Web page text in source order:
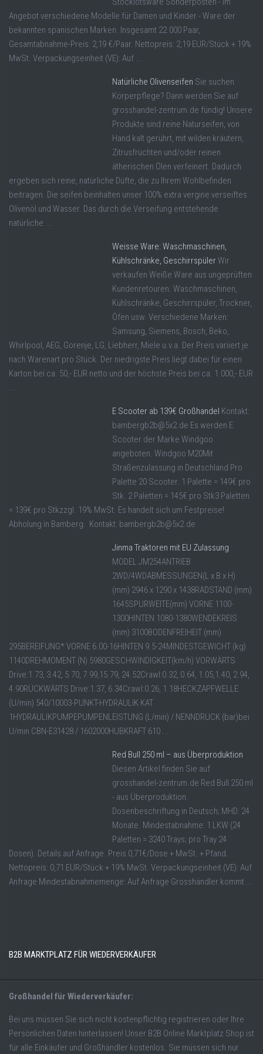
Angebot verschiedene Modelle für Damen und Kinder - Ware der
bekannten spanischen Marken. Insgesamt 22.000 Paar,
Gesamtabnahme-Preis: 2,19 €/Paar. Nettopreis: 2,19 EUR/Stück + 19%
MwSt. Verpackungseinheit (VE): Auf ...
Natürliche Olivenseifen Sie suchen
Körperpflege? Dann werden Sie auf
grosshandel-zentrum.de fündig! Unsere
Produkte sind reine Naturseifen, von
Hand kalt gerührt, mit wilden kräutern,
Zitrusfrüchten und/oder reinen
ätherischen Ölen verfeinert. Dadurch
ergeben sich reine, natürliche Düfte, die zu Ihrem Wohlbefinden
beitragen. Die seifen beinhalten unser 100% extra vergine verseiftes
Olivenöl und Wasser. Das durch die Verseifung entstehende
natürliche ...
Weisse Ware: Waschmaschinen,
Kühlschränke, GeschirrspülerWir
verkaufen Weiße Ware aus ungeprüften
Kundenretouren. Waschmaschinen,
Kühlschränke, Geschirrspüler, Trockner,
Öfen usw. Verschiedene Marken:
Samsung, Siemens, Bosch, Beko,
Whirlpool, AEG, Gorenje, LG, Liebherr, Miele u.v.a. Der Preis variiert je
nach Warenart pro Stück. Der niedrigste Preis liegt dabei für einen
Karton bei ca. 50,- EUR netto und der höchste Preis bei ca. 1.000,- EUR
...
E Scooter ab 139€ Großhandel Kontakt:
bambergb2b@5x2.de Es werden E
Scooter der Marke Windgoo
angeboten. Windgoo M20Mit
Straßenzulassung in Deutschland Pro
Palette 20 Scooter. 1 Palette = 149€ pro
Stk. 2 Paletten = 145€ pro Stk3 Paletten
= 139€ pro Stkzzgl. 19% MwSt. Es handelt sich um Festpreise!
Abholung in Bamberg. Kontakt: bambergb2b@5x2.de
Jinma Traktoren mit EU Zulassung
MODEL JM254ANTRIEB
2WD/4WDABMESSUNGEN(L x B x H)
(mm) 2946 x 1290 x 1438RADSTAND (mm)
1645SPURWEITE(mm) VORNE 1100-
1300HINTEN 1080-1380WENDEKREIS
(mm) 3100BODENFREIHEIT (mm)
295BEREIFUNG* VORNE 6.00-16HINTEN 9.5-24MINDESTGEWICHT (kg)
1140DREHMOMENT (N) 5980GESCHWINDIGKEIT(km/h) VORWÄRTS
Drive:1.73, 3.42, 5.70, 7.99,15.79, 24.52Crawl:0.32, 0.64, 1.05,1.40, 2.94,
4.90RÜCKWÄRTS Drive:1.37, 6.34Crawl:0.26, 1.18HECKZAPFWELLE
(U/min) 540/10003-PUNKT-HYDRAULIK KAT
1HYDRAULIKPUMPEPUMPENLEISTUNG (L/min) / NENNDRUCK (bar)bei
U/min CBN-E31428 / 1602000HUBKRAFT 610 ...
Red Bull 250 ml – aus Überproduktion
Diesen Artikel finden Sie auf
grosshandel-zentrum.de Red Bull 250 ml
- aus Überproduktion.
Dosenbeschriftung in Deutsch; MHD: 24
Monate. Mindestabnahme: 1 LKW (24
Paletten = 3240 Trays; pro Tray 24
Dosen). Details auf Anfrage. Preis 0,71€/Dose + MwSt. + Pfand.
Nettopreis: 0,71 EUR/Stück + 19% MwSt. Verpackungseinheit (VE): Auf
Anfrage Mindestabnahmemenge: Auf Anfrage Grosshändler kommt ...
B2B MARKTPLATZ FÜR WIEDERVERKÄUFER
Großhandel für Wiederverkäufer:
Bei uns müssen Sie sich nicht kostenpflichtig registrieren oder Ihre
Persönlichen Daten hinterlassen! Unser B2B Online Marktplatz Shop ist
für alle Einkäufer und Großhändler kostenlos. Sie müssen sich nur